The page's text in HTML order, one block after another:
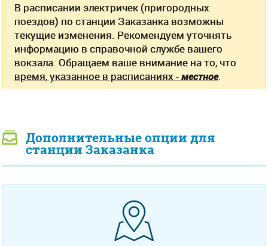
В расписании электричек (пригородных
поездов) по станции Заказанка возможны
текущие изменения. Рекомендуем уточнять
информацию в справочной службе вашего
вокзала. Обращаем ваше внимание на то, что
время, указанное в расписаниях -местное.
Дополнительные опции для
станции Заказанка